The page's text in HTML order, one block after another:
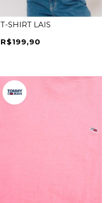
T-SHIRT LAIS
R$199,90